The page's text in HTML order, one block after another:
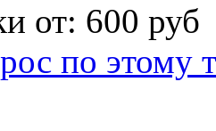
от: 600 руб
по этому